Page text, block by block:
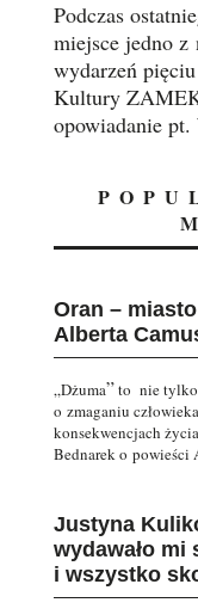
Podczas
miejsce jedno z
wydarzeń
Kultury
opowiadanie
Oran –
Alberta
„Dżuma”to nie tylko
o zmaganiu
konsekwencjach
Bednarek o powieści
Justyna
wydawało mi
i wszystko